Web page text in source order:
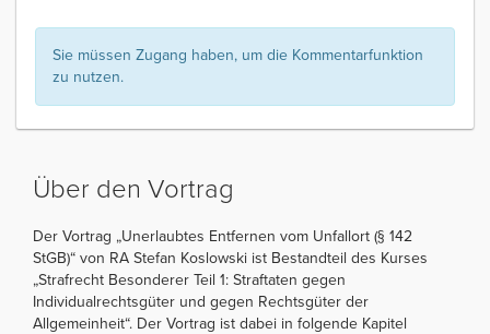
Sie müssen Zugang haben, um die Kommentarfunktion
zu nutzen.
Über den Vortrag
Der Vortrag „Unerlaubtes Entfernen vom Unfallort (§ 142
StGB)“ von RA Stefan Koslowski ist Bestandteil des Kurses
„Strafrecht Besonderer Teil 1: Straftaten gegen
Individualrechtsgüter und gegen Rechtsgüter der
Allgemeinheit“. Der Vortrag ist dabei in folgende Kapitel